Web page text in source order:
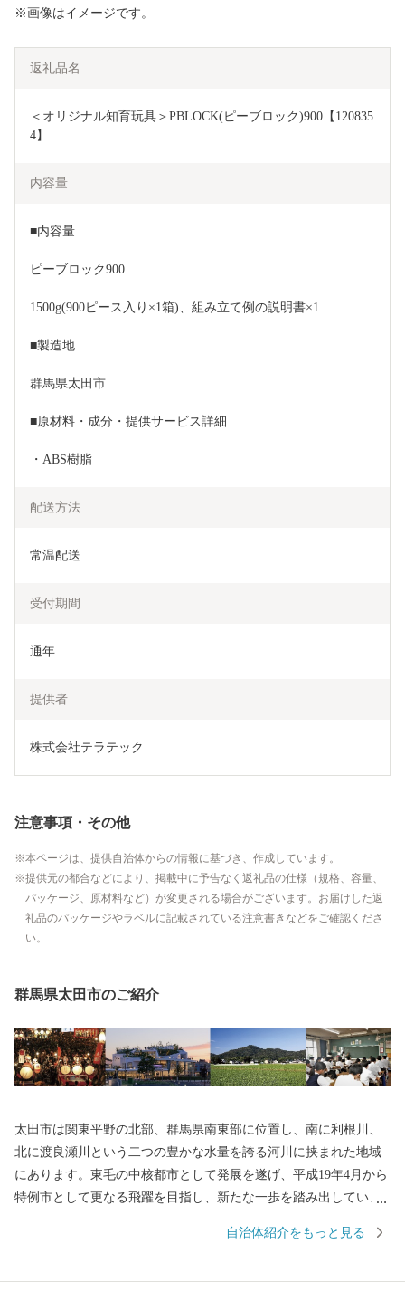
※画像はイメージです。
返礼品名
＜オリジナル知育玩具＞PBLOCK(ピーブロック)900【120835
4】
内容量
■内容量
ピーブロック900
1500g(900ピース入り×1箱)、組み立て例の説明書×1
■製造地
群馬県太田市
■原材料・成分・提供サービス詳細
・ABS樹脂
配送方法
常温配送
受付期間
通年
提供者
株式会社テラテック
注意事項・その他
本ページは、提供自治体からの情報に基づき、作成しています。
提供元の都合などにより、掲載中に予告なく返礼品の仕様（規格、容量、
パッケージ、原材料など）が変更される場合がございます。お届けした返
礼品のパッケージやラベルに記載されている注意書きなどをご確認くださ
い。
群馬県太田市のご紹介
太田市は関東平野の北部、群馬県南東部に位置し、南に利根川、
北に渡良瀬川という二つの豊かな水量を誇る河川に挟まれた地域
にあります。東毛の中核都市として発展を遂げ、平成19年4月から
特例市として更なる飛躍を目指し、新たな一歩を踏み出していま
自治体紹介をもっと見る